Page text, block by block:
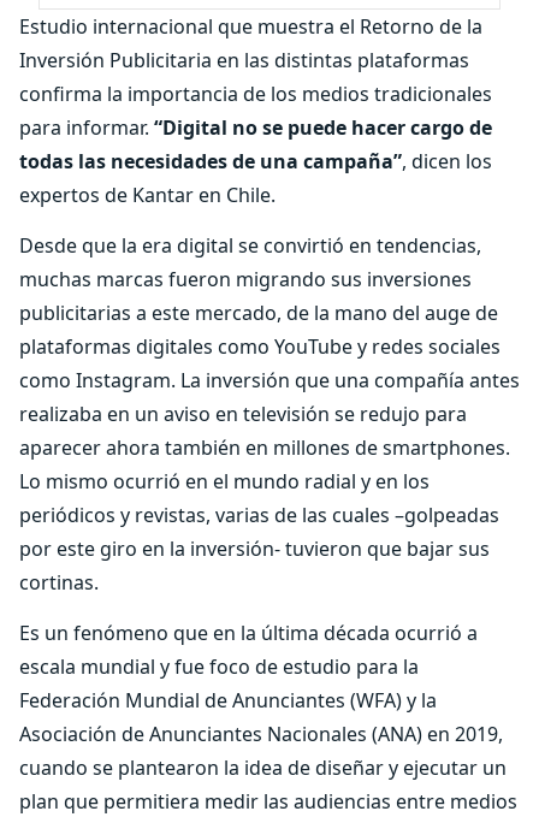
Estudio internacional que muestra el Retorno de la
Inversión Publicitaria en las distintas plataformas
confirma la importancia de los medios tradicionales
para informar. “Digital no se puede hacer cargo de
todas las necesidades de una campaña”, dicen los
expertos de Kantar en Chile.
Desde que la era digital se convirtió en tendencias,
muchas marcas fueron migrando sus inversiones
publicitarias a este mercado, de la mano del auge de
plataformas digitales como YouTube y redes sociales
como Instagram. La inversión que una compañía antes
realizaba en un aviso en televisión se redujo para
aparecer ahora también en millones de smartphones.
Lo mismo ocurrió en el mundo radial y en los
periódicos y revistas, varias de las cuales –golpeadas
por este giro en la inversión- tuvieron que bajar sus
cortinas.
Es un fenómeno que en la última década ocurrió a
escala mundial y fue foco de estudio para la
Federación Mundial de Anunciantes (WFA) y la
Asociación de Anunciantes Nacionales (ANA) en 2019,
cuando se plantearon la idea de diseñar y ejecutar un
plan que permitiera medir las audiencias entre medios